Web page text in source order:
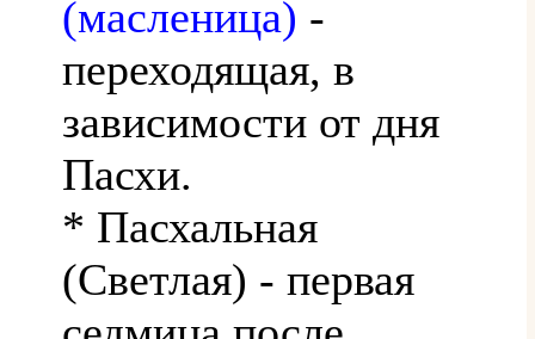
(масленица) -
переходящая, в
зависимости от дня
Пасхи.
* Пасхальная
(Светлая) - первая